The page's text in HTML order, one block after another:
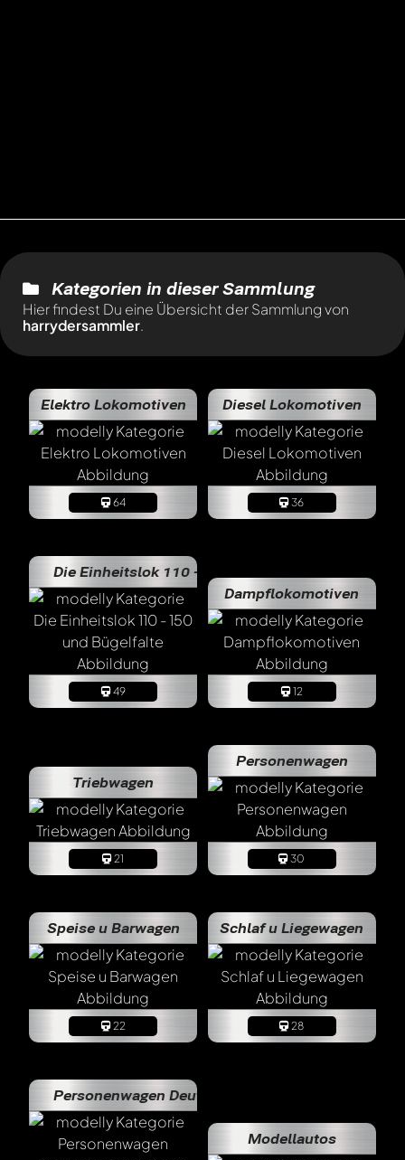
Kategorien in dieser Sammlung
Hier findest Du eine Übersicht der Sammlung von
harrydersammler.
Elektro Lokomotiven
64
Diesel Lokomotiven
36
Die Einheitslok 110 - 150 und Bügelfalte
49
Dampflokomotiven
12
Triebwagen
21
Personenwagen
30
Speise u Barwagen
22
Schlaf u Liegewagen
28
Personenwagen Deutsche Reichsbahn
Modellautos